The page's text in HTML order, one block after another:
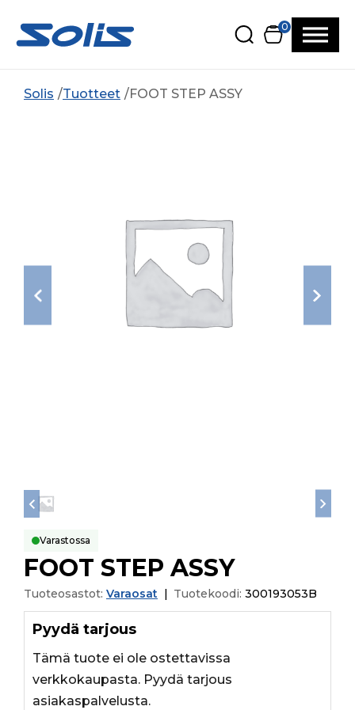
0
Solis Tuotteet FOOT STEP ASSY
Varastossa
FOOT STEP ASSY
Tuoteosastot: Varaosat Tuotekoodi: 300193053B
Pyydä tarjous
Tämä tuote ei ole ostettavissa
verkkokaupasta. Pyydä tarjous
asiakaspalvelusta.